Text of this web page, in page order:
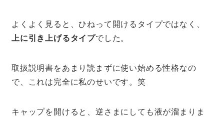
よくよく見ると、ひねって開けるタイプではなく、
上に引き上げるタイプでした。
取扱説明書をあまり読まずに使い始める性格なの
で、これは完全に私のせいです。笑
キャップを開けると、逆さまにしても液が溜まりま